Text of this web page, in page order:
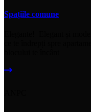
Spațiile comune